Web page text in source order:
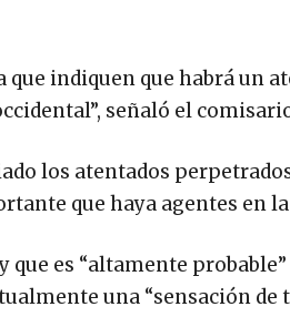
indiquen que habrá un
señaló el
los atentados
que haya agentes en
es “altamente
una “sensación de